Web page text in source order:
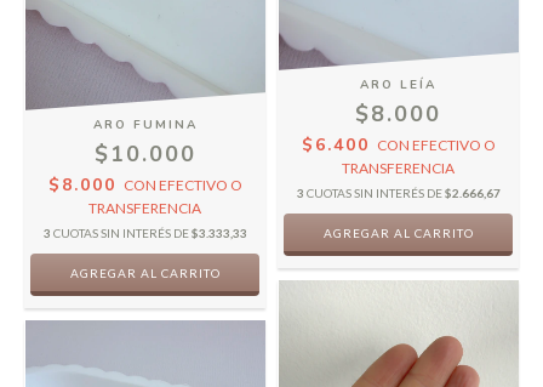
ARO FUMINA
$10.000
$8.000 CON EFECTIVO O
TRANSFERENCIA
3 CUOTAS SIN INTERÉS DE$3.333,33
ARO LEÍA
$8.000
$6.400 CON EFECTIVO O
TRANSFERENCIA
3 CUOTAS SIN INTERÉS DE$2.666,67